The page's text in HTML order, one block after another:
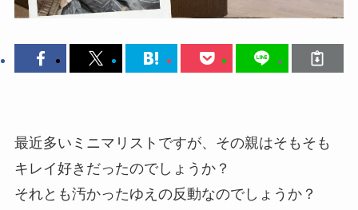
最近多いミニマリストですが、その親はそもそも
キレイ好きだったのでしょうか？
それとも汚かったゆえの反動なのでしょうか？